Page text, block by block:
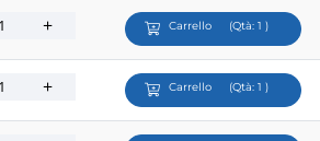
Carrello (Qtà:1 )
Carrello (Qtà:1 )